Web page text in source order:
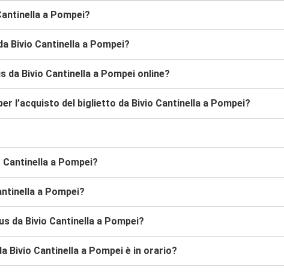
a Pompei?
Bivio Cantinella a Pompei?
Bivio Cantinella a Pompei online?
l’acquisto del biglietto da Bivio Cantinella a Pompei?
a Pompei?
a Pompei?
da Bivio Cantinella a Pompei?
Bivio Cantinella a Pompei è in orario?